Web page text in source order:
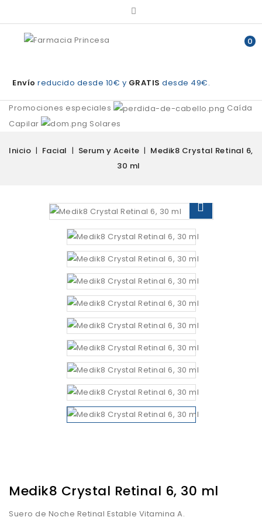
0
Envío reducido desde 10€ y GRATIS desde 49€.
Promociones especiales
Caída
Capilar
Solares
Inicio Facial Serum y Aceite
Medik8 Crystal Retinal 6,
30 ml
Medik8 Crystal Retinal 6, 30 ml
Suero de Noche Retinal Estable Vitamina A.